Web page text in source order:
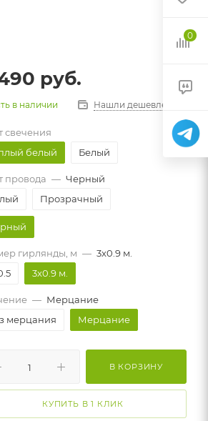
руб.
в наличии Нашли дешевле?
свечения
белый
Белый
провода — Черный
Прозрачный
гирлянды, м — 3x0.9 м.
3x0.9 м.
— Мерцание
мерцания
Мерцание
В КОРЗИНУ
КУПИТЬ В 1 КЛИК
0